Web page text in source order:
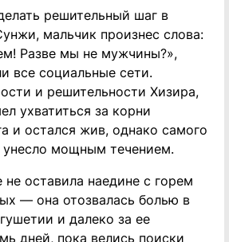
решительный шаг в
мальчик произнес слова:
Разве мы не мужчины?»,
все социальные сети.
и решительности Хизира,
ухватиться за корни
и остался жив, однако самого
унесло мощным течением.
не оставила наедине с горем
— она отозвалась болью в
и далеко за ее
дней, пока велись поиски